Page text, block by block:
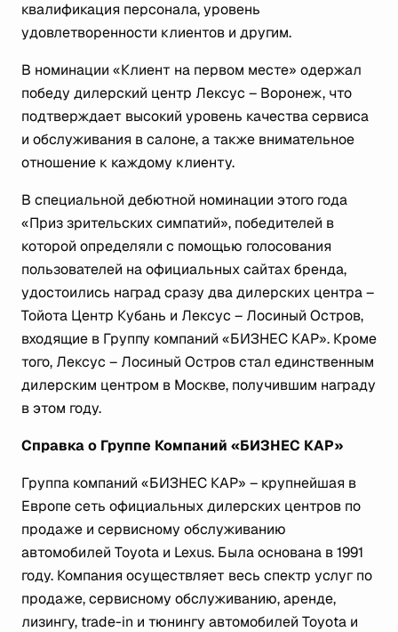
квалификация персонала, уровень
удовлетворенности клиентов и другим.
В номинации «Клиент на первом месте» одержал
победу дилерский центр Лексус – Воронеж, что
подтверждает высокий уровень качества сервиса
и обслуживания в салоне, а также внимательное
отношение к каждому клиенту.
В специальной дебютной номинации этого года
«Приз зрительских симпатий», победителей в
которой определяли с помощью голосования
пользователей на официальных сайтах бренда,
удостоились наград сразу два дилерских центра –
Тойота Центр Кубань и Лексус – Лосиный Остров,
входящие в Группу компаний «БИЗНЕС КАР». Кроме
того, Лексус – Лосиный Остров стал единственным
дилерским центром в Москве, получившим награду
в этом году.
Справка о Группе Компаний «БИЗНЕС КАР»
Группа компаний «БИЗНЕС КАР» – крупнейшая в
Европе сеть официальных дилерских центров по
продаже и сервисному обслуживанию
автомобилей Toyota и Lexus. Была основана в 1991
году. Компания осуществляет весь спектр услуг по
продаже, сервисному обслуживанию, аренде,
лизингу, trade-in и тюнингу автомобилей Toyota и